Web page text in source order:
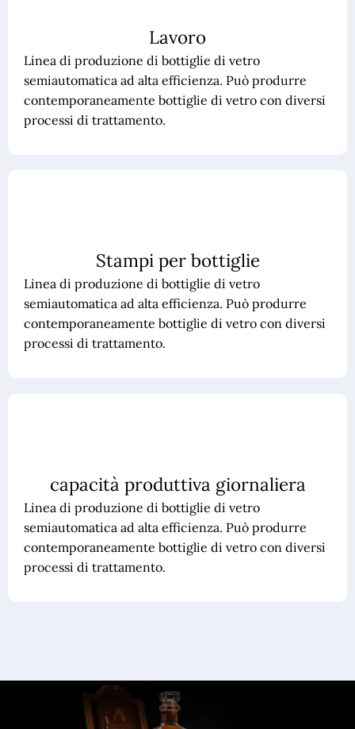
Lavoro
Linea di produzione di bottiglie di vetro
semiautomatica ad alta efficienza. Può produrre
contemporaneamente bottiglie di vetro con diversi
processi di trattamento.
Stampi per bottiglie
Linea di produzione di bottiglie di vetro
semiautomatica ad alta efficienza. Può produrre
contemporaneamente bottiglie di vetro con diversi
processi di trattamento.
capacità produttiva giornaliera
Linea di produzione di bottiglie di vetro
semiautomatica ad alta efficienza. Può produrre
contemporaneamente bottiglie di vetro con diversi
processi di trattamento.